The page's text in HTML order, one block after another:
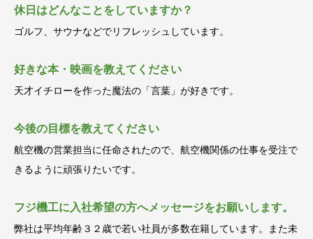
休日はどんなことをしていますか？
ゴルフ、サウナなどでリフレッシュしています。
好きな本・映画を教えてください
天才イチローを作った魔法の「言葉」が好きです。
今後の目標を教えてください
航空機の営業担当に任命されたので、航空機関係の仕事を受注で
きるように頑張りたいです。
フジ機工に入社希望の方へメッセージをお願いします。
弊社は平均年齢３２歳で若い社員が多数在籍しています。また未